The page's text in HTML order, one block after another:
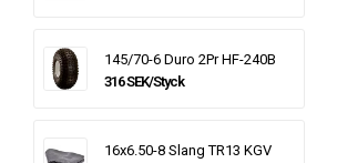
145/70-6 Duro 2Pr HF-240B
316 SEK/Styck
16x6.50-8 Slang TR13 KGV